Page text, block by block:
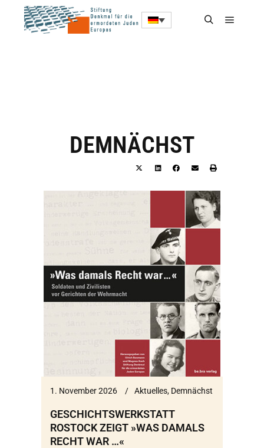
DEMNÄCHST
1. November 2026 Aktuelles, Demnächst
GESCHICHTSWERKSTATT
ROSTOCK ZEIGT »WAS DAMALS
RECHT WAR …«